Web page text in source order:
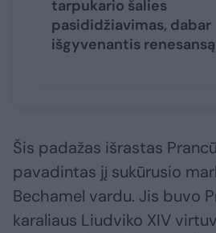
tarpukario šalies
pasididžiavimas, dabar
išgyvenantis renesansą
Šis padažas išrastas
pavadintas jį sukūrusio
Bechamel vardu. Jis buvo
karaliaus Liudviko XIV